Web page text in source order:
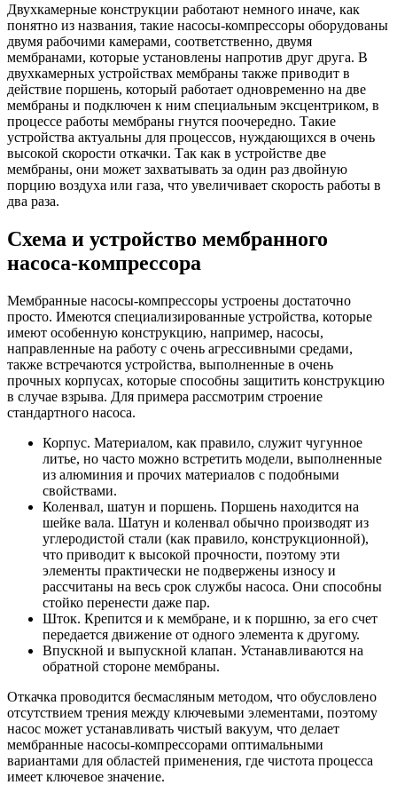
Двухкамерные конструкции работают немного иначе, как
понятно из названия, такие насосы-компрессоры оборудованы
двумя рабочими камерами, соответственно, двумя
мембранами, которые установлены напротив друг друга. В
двухкамерных устройствах мембраны также приводит в
действие поршень, который работает одновременно на две
мембраны и подключен к ним специальным эксцентриком, в
процессе работы мембраны гнутся поочередно. Такие
устройства актуальны для процессов, нуждающихся в очень
высокой скорости откачки. Так как в устройстве две
мембраны, они может захватывать за один раз двойную
порцию воздуха или газа, что увеличивает скорость работы в
два раза.
Схема и устройство мембранного
насоса-компрессора
Мембранные насосы-компрессоры устроены достаточно
просто. Имеются специализированные устройства, которые
имеют особенную конструкцию, например, насосы,
направленные на работу с очень агрессивными средами,
также встречаются устройства, выполненные в очень
прочных корпусах, которые способны защитить конструкцию
в случае взрыва. Для примера рассмотрим строение
стандартного насоса.
Корпус. Материалом, как правило, служит чугунное
литье, но часто можно встретить модели, выполненные
из алюминия и прочих материалов с подобными
свойствами.
Коленвал, шатун и поршень. Поршень находится на
шейке вала. Шатун и коленвал обычно производят из
углеродистой стали (как правило, конструкционной),
что приводит к высокой прочности, поэтому эти
элементы практически не подвержены износу и
рассчитаны на весь срок службы насоса. Они способны
стойко перенести даже пар.
Шток. Крепится и к мембране, и к поршню, за его счет
передается движение от одного элемента к другому.
Впускной и выпускной клапан. Устанавливаются на
обратной стороне мембраны.
Откачка проводится бесмасляным методом, что обусловлено
отсутствием трения между ключевыми элементами, поэтому
насос может устанавливать чистый вакуум, что делает
мембранные насосы-компрессорами оптимальными
вариантами для областей применения, где чистота процесса
имеет ключевое значение.